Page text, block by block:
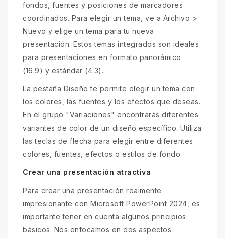
fondos, fuentes y posiciones de marcadores
coordinados. Para elegir un tema, ve a Archivo >
Nuevo y elige un tema para tu nueva
presentación. Estos temas integrados son ideales
para presentaciones en formato panorámico
(16:9) y estándar (4:3).
La pestaña Diseño te permite elegir un tema con
los colores, las fuentes y los efectos que deseas.
En el grupo "Variaciones" encontrarás diferentes
variantes de color de un diseño específico. Utiliza
las teclas de flecha para elegir entre diferentes
colores, fuentes, efectos o estilos de fondo.
Crear una presentación atractiva
Para crear una presentación realmente
impresionante con Microsoft PowerPoint 2024, es
importante tener en cuenta algunos principios
básicos. Nos enfocamos en dos aspectos